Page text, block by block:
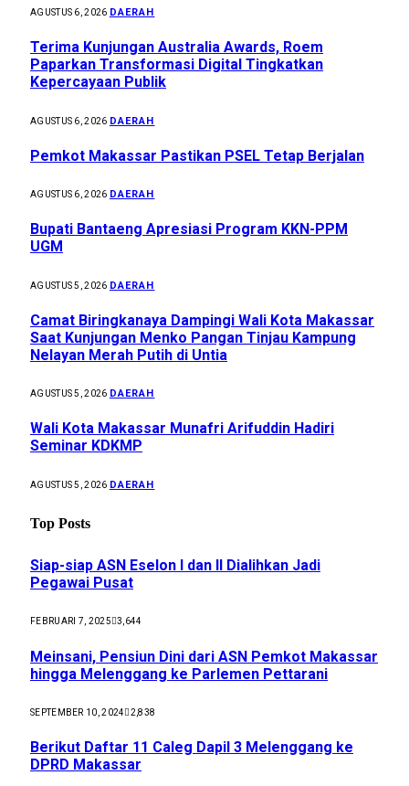
AGUSTUS 6, 2026 DAERAH
Terima Kunjungan Australia Awards, Roem
Paparkan Transformasi Digital Tingkatkan
Kepercayaan Publik
AGUSTUS 6, 2026 DAERAH
Pemkot Makassar Pastikan PSEL Tetap Berjalan
AGUSTUS 6, 2026 DAERAH
Bupati Bantaeng Apresiasi Program KKN-PPM
UGM
AGUSTUS 5, 2026 DAERAH
Camat Biringkanaya Dampingi Wali Kota Makassar
Saat Kunjungan Menko Pangan Tinjau Kampung
Nelayan Merah Putih di Untia
AGUSTUS 5, 2026 DAERAH
Wali Kota Makassar Munafri Arifuddin Hadiri
Seminar KDKMP
AGUSTUS 5, 2026 DAERAH
Top Posts
Siap-siap ASN Eselon I dan II Dialihkan Jadi
Pegawai Pusat
FEBRUARI 7, 2025 3,644
Meinsani, Pensiun Dini dari ASN Pemkot Makassar
hingga Melenggang ke Parlemen Pettarani
SEPTEMBER 10, 2024 2,838
Berikut Daftar 11 Caleg Dapil 3 Melenggang ke
DPRD Makassar